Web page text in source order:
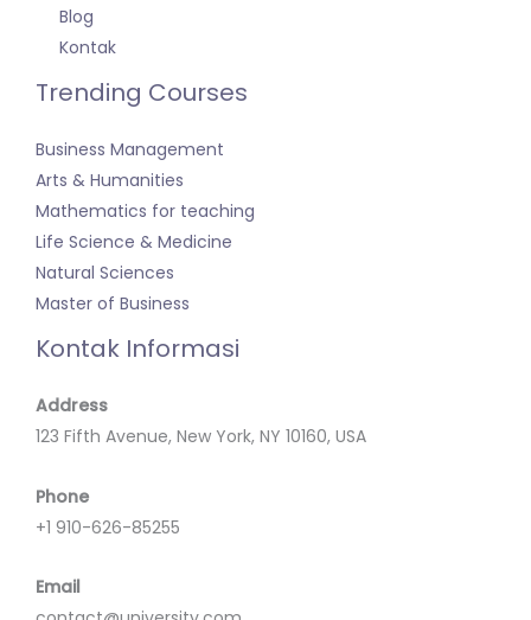
Blog
Kontak
Trending Courses
Business Management
Arts & Humanities
Mathematics for teaching
Life Science & Medicine
Natural Sciences
Master of Business
Kontak Informasi
Address
123 Fifth Avenue, New York, NY 10160, USA
Phone
+1 910-626-85255
Email